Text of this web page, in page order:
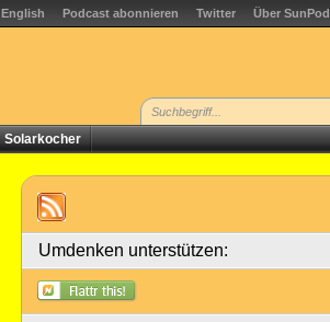
English Podcast abonnieren Twitter Über SunPod
Solarkocher
Umdenken unterstützen: